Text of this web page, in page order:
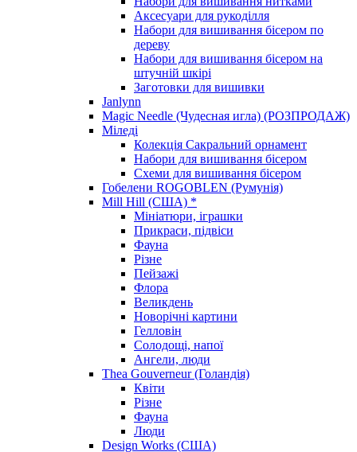
Аксесуари для рукоділля
Набори для вишивання бісером по
дереву
Набори для вишивання бісером на
штучній шкірі
Заготовки для вишивки
Janlynn
Magic Needle (Чудесная игла) (РОЗПРОДАЖ)
Міледі
Колекція Сакральний орнамент
Набори для вишивання бісером
Схеми для вишивання бісером
Гобелени ROGOBLEN (Румунія)
Mill Hill (США) *
Мініатюри, іграшки
Прикраси, підвіси
Фауна
Різне
Пейзажі
Флора
Великдень
Новорічні картини
Гелловін
Солодощі, напої
Ангели, люди
Thea Gouverneur (Голандія)
Квіти
Різне
Фауна
Люди
Design Works (США)